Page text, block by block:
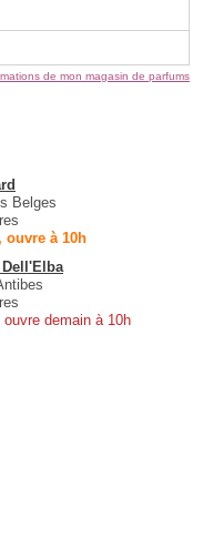
de mon magasin de parfums
Belges
ouvre à 10h
ouvre demain à 10h